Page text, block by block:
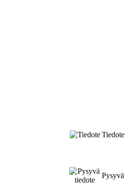
Tiedote
Pysyvä